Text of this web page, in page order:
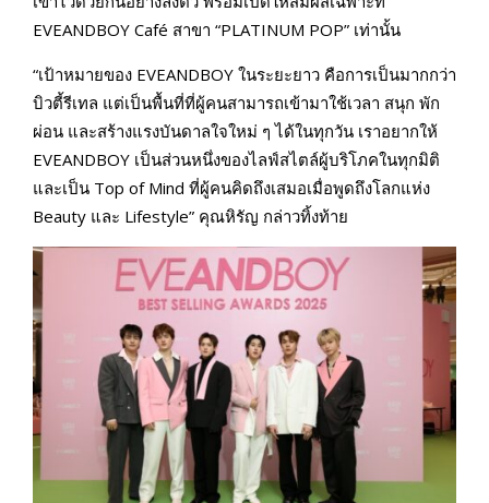
EVEANDBOY Café สาขา “PLATINUM POP” เท่านั้น
“เป้าหมายของ EVEANDBOY ในระยะยาว คือการเป็นมากกว่า
บิวตี้รีเทล แต่เป็นพื้นที่ที่ผู้คนสามารถเข้ามาใช้เวลา สนุก พัก
ผ่อน และสร้างแรงบันดาลใจใหม่ ๆ ได้ในทุกวัน เราอยากให้
EVEANDBOY เป็นส่วนหนึ่งของไลฟ์สไตล์ผู้บริโภคในทุกมิติ
และเป็น Top of Mind ที่ผู้คนคิดถึงเสมอเมื่อพูดถึงโลกแห่ง
Beauty และ Lifestyle” คุณหิรัญ กล่าวทิ้งท้าย